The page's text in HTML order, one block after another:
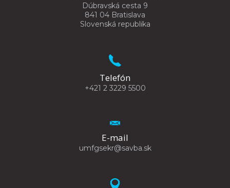
Dúbravská cesta 9
841 04 Bratislava
Slovenská republika
Telefón
+421 2 3229 5500
E-mail
umfgsekr@savba.sk